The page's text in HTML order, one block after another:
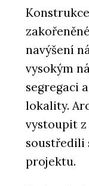
navýšení
vysokým
segregaci
lokality.
vystoupit z
soustředili
projektu.